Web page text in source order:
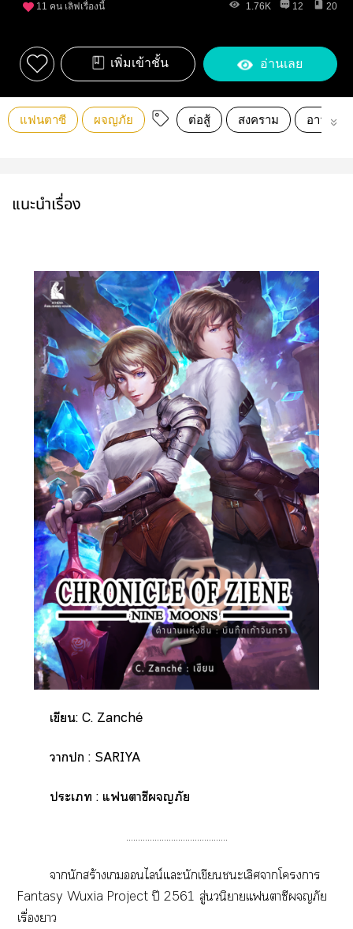
11 คน เลิฟเรื่องนี้ 1.76K 12 20
เพิ่มเข้าชั้น อ่านเลย
แฟนตาซี ผจญภัย ต่อสู้ สงคราม อาวุธ
แนะนำเรื่อง
เขียน: C. Zanché
า : SARIYA
ะเ : แาซีภัย
...........................................
านักสร้างเนไลน์แะนักเขียนะเลิศาโา
Fantasy Wuxia Project ปี 2561 สู่นวนิยายแาซีภัย
เรื่องา